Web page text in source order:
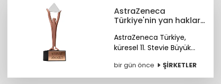
AstraZeneca
Türkiye'nin yan haklar
uluslararası ödül
AstraZeneca Türkiye,
küresel 11. Stevie Büyük
Bronz Stevie Ödülü'nün
sahibi oldu. Ödüller 28
bir gün önce ŞİRKETLER